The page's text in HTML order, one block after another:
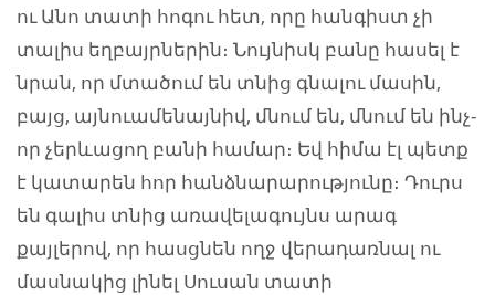
ու Անո տատի հոգու հետ, որը հանգիստ չի
տալիս եղբայրներին։ Նույնիսկ բանը հասել է
նրան, որ մտածում են տնից գնալու մասին,
բայց, այնուամենայնիվ, մնում են, մնում են ինչ-
որ չերևացող բանի համար։ Եվ հիմա էլ պետք
է կատարեն հոր հանձնարարությունը։ Դուրս
են գալիս տնից առավելագույնս արագ
քայլերով, որ հասցնեն ողջ վերադառնալ ու
մասնակից լինել Սուսան տատի